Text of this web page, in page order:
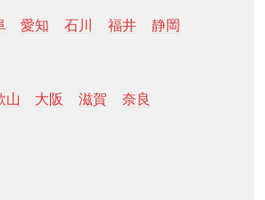
愛知 石川 福井 静岡
山 大阪 滋賀 奈良